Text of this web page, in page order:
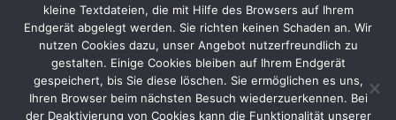
« Juli
kleine Textdateien, die mit Hilfe des Browsers auf Ihrem
Endgerät abgelegt werden. Sie richten keinen Schaden an. Wir
nutzen Cookies dazu, unser Angebot nutzerfreundlich zu
gestalten. Einige Cookies bleiben auf Ihrem Endgerät
gespeichert, bis Sie diese löschen. Sie ermöglichen es uns,
Ihren Browser beim nächsten Besuch wiederzuerkennen. Bei
der Deaktivierung von Cookies kann die Funktionalität unserer